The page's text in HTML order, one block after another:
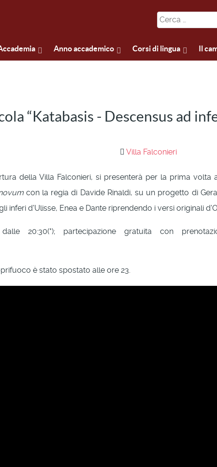
Anno accademico Corsi di lingua Il
“Katabasis - Descensus ad
Villa Falconieri
della Villa Falconieri, si presenterà per la prima volta
con la regia di Davide Rinaldi, su un progetto di
inferi d'Ulisse, Enea e Dante riprendendo i versi originali
20:30(*); partecipazione gratuita con
è stato spostato alle ore 23.